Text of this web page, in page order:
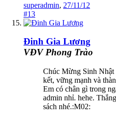
superadmin, 27/11/12
#13
Đinh Gia Lương
VĐV Phong Trào
Chúc Mừng Sinh
kết, vững mạnh và
Em có chân gì trong
admin nhỉ. hehe.
sách nhé.:M02: